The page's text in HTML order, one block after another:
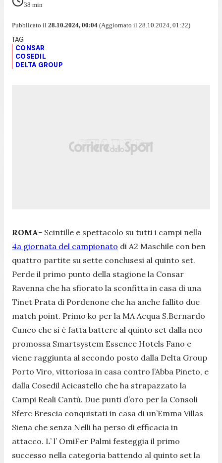
38 min
Pubblicato il 28.10.2024, 00:04 (Aggiornato il 28.10.2024, 01:22)
CONSAR
COSEDIL
DELTA GROUP
ROMA- Scintille e spettacolo su tutti i campi nella
4a giornata del campionato di A2 Maschile con ben
quattro partite su sette conclusesi al quinto set.
Perde il primo punto della stagione la Consar
Ravenna che ha sfiorato la sconfitta in casa di una
Tinet Prata di Pordenone che ha anche fallito due
match point. Primo ko per la MA Acqua S.Bernardo
Cuneo che si è fatta battere al quinto set dalla neo
promossa Smartsystem Essence Hotels Fano e
viene raggiunta al secondo posto dalla Delta Group
Porto Viro, vittoriosa in casa contro l’Abba Pineto, e
dalla Cosedil Acicastello che ha strapazzato la
Campi Reali Cantù. Due punti d’oro per la Consoli
Sferc Brescia conquistati in casa di un’Emma Villas
Siena che senza Nelli ha perso di efficacia in
attacco. L’ l’ OmiFer Palmi festeggia il primo
successo nella categoria battendo al quinto set la